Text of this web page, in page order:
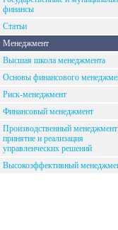
финансы
Статьи
Менеджмент
Высшая школа менеджмента
Основы финансового
Риск-менеджмент
Финансовый менеджмент
Производственный
принятие и реализация
управленческих решений
Высокоэффективный